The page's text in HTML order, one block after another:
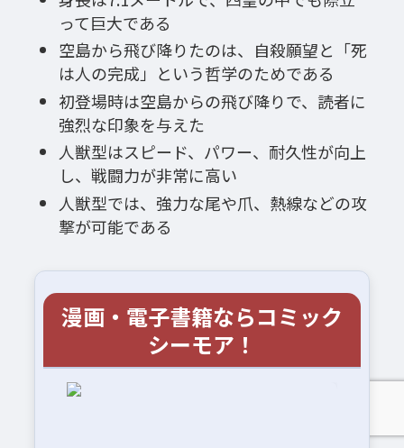
って巨大である
空島から飛び降りたのは、自殺願望と「死
は人の完成」という哲学のためである
初登場時は空島からの飛び降りで、読者に
強烈な印象を与えた
人獣型はスピード、パワー、耐久性が向上
し、戦闘力が非常に高い
人獣型では、強力な尾や爪、熱線などの攻
撃が可能である
漫画・電子書籍ならコミック
シーモア！